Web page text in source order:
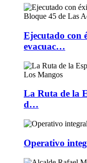
Ejecutado con
evacuac…
La Ruta de la
d…
Operativo